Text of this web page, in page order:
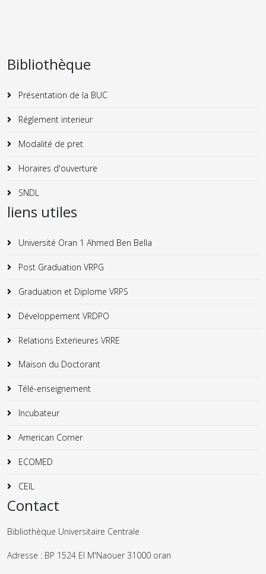
Bibliothèque
Présentation de la BUC
Réglement interieur
Modalité de pret
Horaires d'ouverture
SNDL
liens utiles
Université Oran 1 Ahmed Ben Bella
Post Graduation VRPG
Graduation et Diplome VRPS
Développement VRDPO
Relations Exterieures VRRE
Maison du Doctorant
Télé-enseignement
Incubateur
American Corner
ECOMED
CEIL
Contact
Bibliothèque Universitaire Centrale
Adresse : BP 1524 El M'Naouer 31000 oran